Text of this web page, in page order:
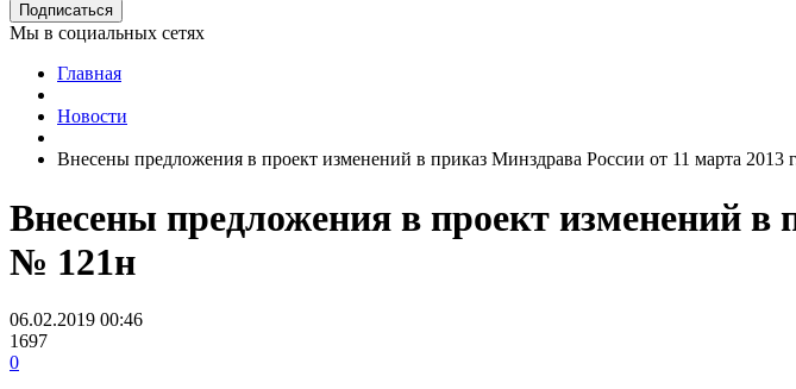
Подписаться
Мы в социальных сетях
Главная
Новости
Внесены предложения в проект изменений в приказ Минздрава России от 11 марта 2013
Внесены предложения в проект изменений в
№ 121н
06.02.2019 00:46
1697
0